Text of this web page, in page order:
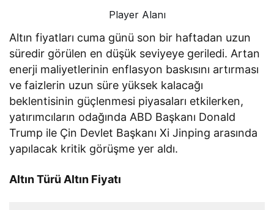
Player Alanı
Altın fiyatları cuma günü son bir haftadan uzun
süredir görülen en düşük seviyeye geriledi. Artan
enerji maliyetlerinin enflasyon baskısını artırması
ve faizlerin uzun süre yüksek kalacağı
beklentisinin güçlenmesi piyasaları etkilerken,
yatırımcıların odağında ABD Başkanı Donald
Trump ile Çin Devlet Başkanı Xi Jinping arasında
yapılacak kritik görüşme yer aldı.
Altın Türü Altın Fiyatı